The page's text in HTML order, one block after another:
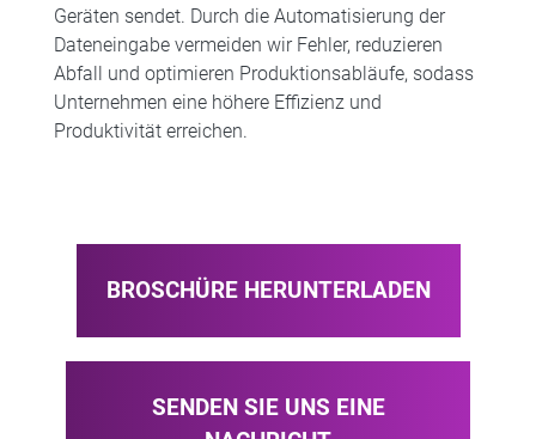
Geräten sendet. Durch die Automatisierung der
Dateneingabe vermeiden wir Fehler, reduzieren
Abfall und optimieren Produktionsabläufe, sodass
Unternehmen eine höhere Effizienz und
Produktivität erreichen.
BROSCHÜRE HERUNTERLADEN
SENDEN SIE UNS EINE